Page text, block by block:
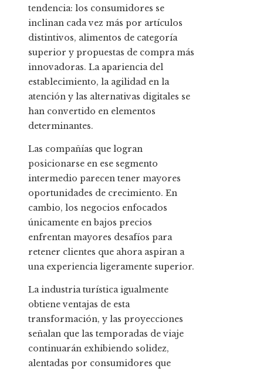
tendencia: los consumidores se
inclinan cada vez más por artículos
distintivos, alimentos de categoría
superior y propuestas de compra más
innovadoras. La apariencia del
establecimiento, la agilidad en la
atención y las alternativas digitales se
han convertido en elementos
determinantes.
Las compañías que logran
posicionarse en ese segmento
intermedio parecen tener mayores
oportunidades de crecimiento. En
cambio, los negocios enfocados
únicamente en bajos precios
enfrentan mayores desafíos para
retener clientes que ahora aspiran a
una experiencia ligeramente superior.
La industria turística igualmente
obtiene ventajas de esta
transformación, y las proyecciones
señalan que las temporadas de viaje
continuarán exhibiendo solidez,
alentadas por consumidores que